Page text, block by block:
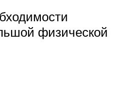
физической